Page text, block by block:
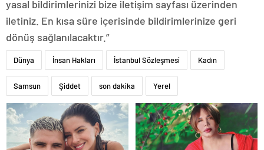
yasal bildirimlerinizi bize iletişim sayfası üzerinden
iletiniz. En kısa süre içerisinde bildirimlerinize geri
dönüş sağlanılacaktır.”
Dünya İnsan Hakları İstanbul Sözleşmesi Kadın
Samsun Şiddet son dakika Yerel